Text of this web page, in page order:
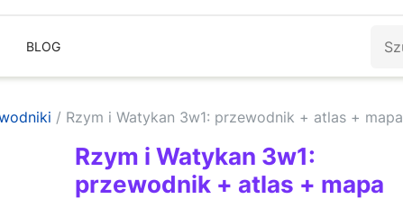
BLOG
/ Rzym i Watykan 3w1: przewodnik + atlas + mapa
Rzym i Watykan 3w1:
przewodnik + atlas + mapa